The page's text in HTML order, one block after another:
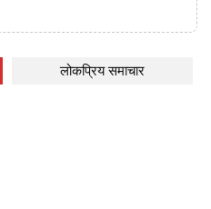
लोकप्रिय समाचार